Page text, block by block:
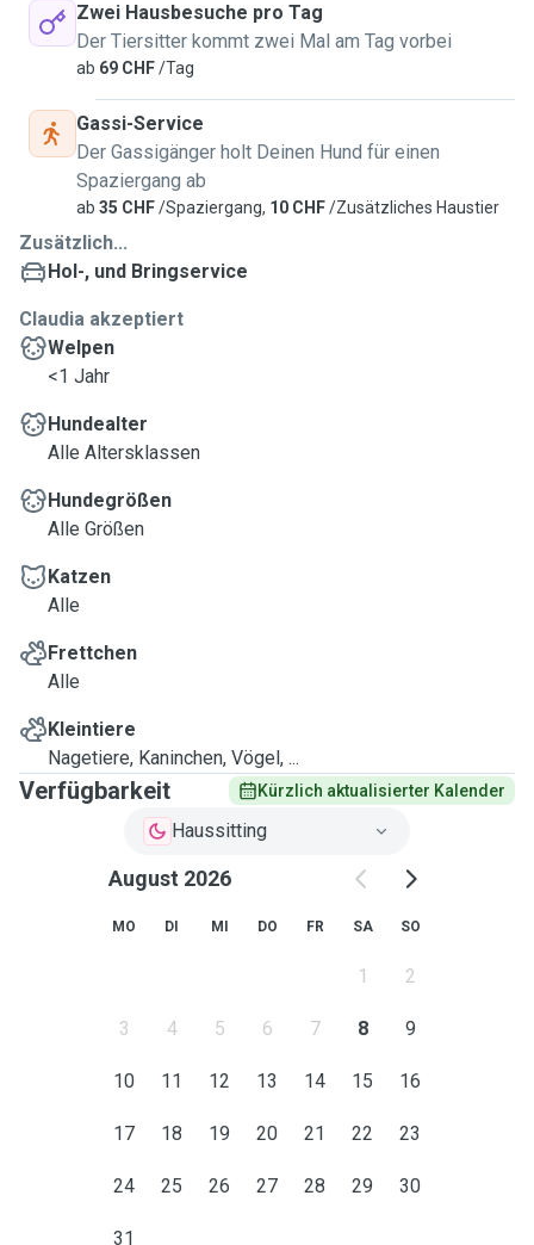
Zwei Hausbesuche pro Tag
Der Tiersitter kommt zwei Mal am Tag vorbei
ab 69 CHF/Tag
Gassi-Service
Der Gassigänger holt Deinen Hund für einen
Spaziergang ab
ab 35 CHF/Spaziergang, 10 CHF/Zusätzliches Haustier
Zusätzlich...
Hol-, und Bringservice
Claudia akzeptiert
Welpen
<1 Jahr
Hundealter
Alle Altersklassen
Hundegrößen
Alle Größen
Katzen
Alle
Frettchen
Alle
Kleintiere
Nagetiere, Kaninchen, Vögel, ...
Verfügbarkeit Kürzlich aktualisierter Kalender
Haussitting
August 2026
MO DI MI DO FR SA SO
1 2
3 4 5 6 7 8 9
10 11 12 13 14 15 16
17 18 19 20 21 22 23
24 25 26 27 28 29 30
31